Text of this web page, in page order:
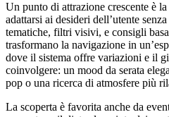
Un punto di attrazione crescente è
adattarsi ai desideri dell’utente
tematiche, filtri visivi, e consigli
trasformano la navigazione in
dove il sistema offre variazioni e il
coinvolgere: un mood da serata
pop o una ricerca di atmosfere più
La scoperta è favorita anche da